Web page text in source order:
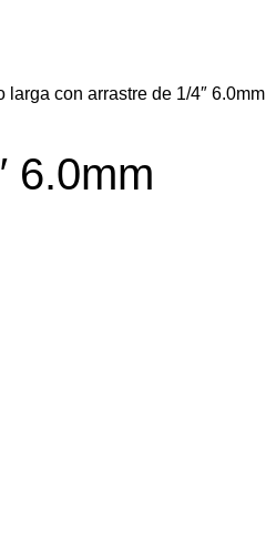
con arrastre de 1/4″ 6.0mm
6.0mm